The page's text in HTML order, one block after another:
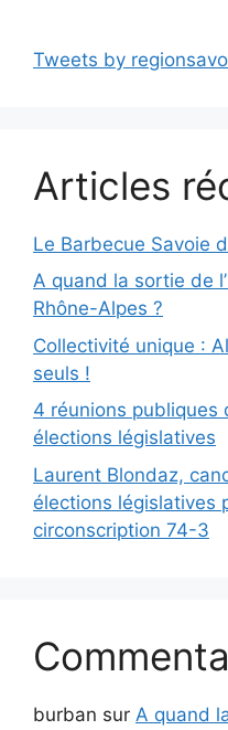
Tweets by
Articles
Le Barbecue Savoie
A quand la sortie de
Rhône-Alpes ?
Collectivité unique :
seuls !
4 réunions publiques
élections législatives
Laurent Blondaz,
élections législatives
circonscription 74-3
burban sur A quand